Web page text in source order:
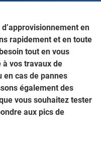
en
rapidement et en toute
tout en vous
à vos travaux de
en cas de pannes
également des
vous souhaitez tester
aux pics de